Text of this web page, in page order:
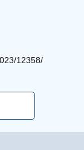
12358/